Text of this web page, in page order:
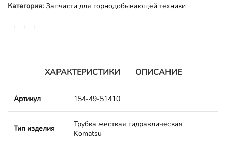
Категория: Запчасти для горнодобывающей техники
ХАРАКТЕРИСТИКИ ОПИСАНИЕ
Артикул 154-49-51410
Тип изделия
Трубка жесткая гидравлическая
Komatsu